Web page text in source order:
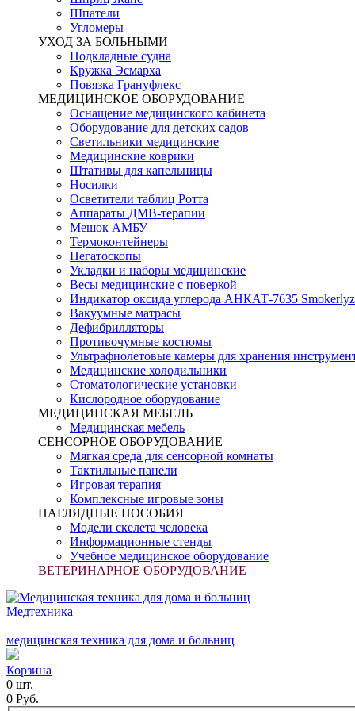
Шпатели
Угломеры
УХОД ЗА БОЛЬНЫМИ
Подкладные судна
Кружка Эсмарха
Повязка Грануфлекс
МЕДИЦИНСКОЕ ОБОРУДОВАНИЕ
Оснащение медицинского кабинета
Оборудование для детских садов
Светильники медицинские
Медицинские коврики
Штативы для капельницы
Носилки
Осветители таблиц Ротта
Аппараты ДМВ-терапии
Мешок АМБУ
Термоконтейнеры
Негатоскопы
Укладки и наборы медицинские
Весы медицинские с поверкой
Индикатор оксида углерода АНКАТ-7635
Вакуумные матрасы
Дефибрилляторы
Противочумные костюмы
Ультрафиолетовые камеры для хранения
Медицинские холодильники
Стоматологические установки
Кислородное оборудование
МЕДИЦИНСКАЯ МЕБЕЛЬ
Медицинская мебель
СЕНСОРНОЕ ОБОРУДОВАНИЕ
Мягкая среда для сенсорной комнаты
Тактильные панели
Игровая терапия
Комплексные игровые зоны
НАГЛЯДНЫЕ ПОСОБИЯ
Модели скелета человека
Информационные стенды
Учебное медицинское оборудование
ВЕТЕРИНАРНОЕ ОБОРУДОВАНИЕ
Медтехника
медицинская техника для дома и больниц
Корзина
0 шт.
0 Руб.